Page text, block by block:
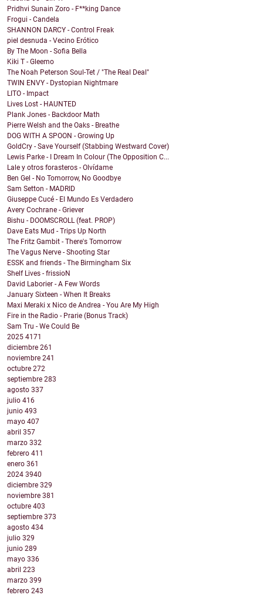
Pridhvi Sunain Zoro - F**king Dance
Frogui - Candela
SHANNON DARCY - Control Freak
piel desnuda - Vecino Erótico
By The Moon - Sofia Bella
Kiki T - Gleemo
The Noah Peterson Soul-Tet / "The Real Deal"
TWIN ENVY - Dystopian Nightmare
LITO - Impact
Lives Lost - HAUNTED
Plank Jones - Backdoor Math
Pierre Welsh and the Oaks - Breathe
DOG WITH A SPOON - Growing Up
GoldCry - Save Yourself (Stabbing Westward Cover)
Lewis Parke - I Dream In Colour (The Opposition C...
Lale y otros forasteros - Olvídame
Ben Gel - No Tomorrow, No Goodbye
Sam Setton - MADRID
Giuseppe Cucé - El Mundo Es Verdadero
Avery Cochrane - Griever
Bishu - DOOMSCROLL (feat. PROP)
Dave Eats Mud - Trips Up North
The Fritz Gambit - There's Tomorrow
The Vagus Nerve - Shooting Star
ESSK and friends - The Birmingham Six
Shelf Lives - frissioN
David Laborier - A Few Words
January Sixteen - When It Breaks
Maxi Meraki x Nico de Andrea - You Are My High
Fire in the Radio - Prarie (Bonus Track)
Sam Tru - We Could Be
2025 4171
diciembre 261
noviembre 241
octubre 272
septiembre 283
agosto 337
julio 416
junio 493
mayo 407
abril 357
marzo 332
febrero 411
enero 361
2024 3940
diciembre 329
noviembre 381
octubre 403
septiembre 373
agosto 434
julio 329
junio 289
mayo 336
abril 223
marzo 399
febrero 243